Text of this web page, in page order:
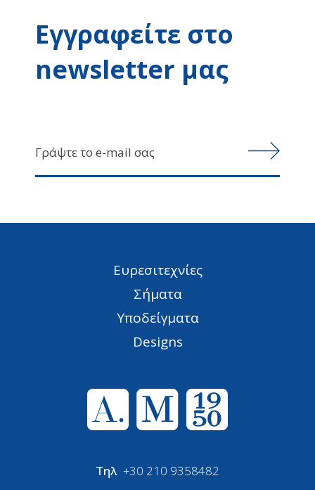
Εγγραφείτε στο
newsletter μας
Ευρεσιτεχνίες
Σήματα
Υποδείγματα
Designs
Τηλ +30 210 9358482